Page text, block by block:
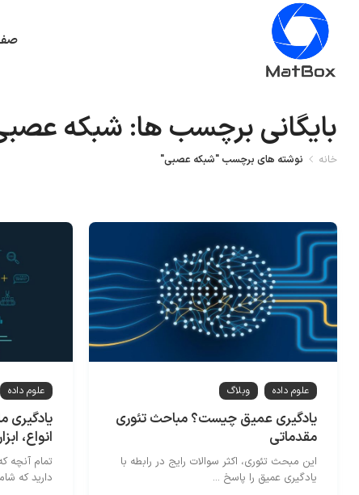
بایگانی برچسب ها: شبکه
خانه نوشته های برچسب "شبکه عصبی"
علوم داده وبلاگ
یادگیری عمیق چیست؟ مباحث تئوری
مقدماتی
این مبحث تئوری، اکثر سوالات رایج در رابطه با
یادگیری عمیق را پاسخ ...
علوم داده
یادگیری
انواع،
تمام آنچه
دارید که